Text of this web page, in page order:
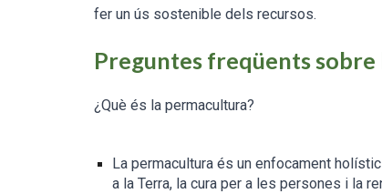
fer un ús sostenible dels recursos.
Preguntes freqüents
¿Què és la permacultura?
La permacultura és un enfocament
a la Terra, la cura per a les persones i la